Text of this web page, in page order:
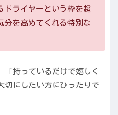
ドライヤーという枠を超
分を高めてくれる特別な
「持っているだけで嬉しく
切にしたい方にぴったりで